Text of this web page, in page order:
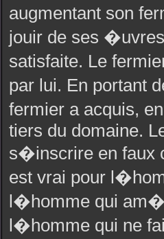
augmentant son
jouir de ses
satisfaite. Le
par lui. En portant
fermier a acquis,
tiers du domaine.
s�inscrire en faux
est vrai pour
l�homme qui
l�homme qui ne